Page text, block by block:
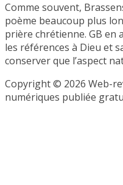
Comme souvent,
poème beaucoup plus
prière chrétienne. GB en
les références à Dieu et
conserver que l’aspect
Copyright © 2026 Web-
numériques publiée